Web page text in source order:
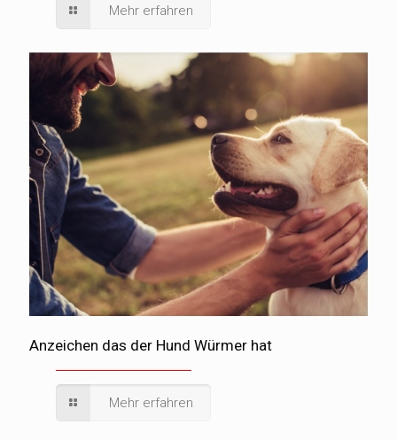
Mehr erfahren
Anzeichen das der Hund Würmer hat
Mehr erfahren